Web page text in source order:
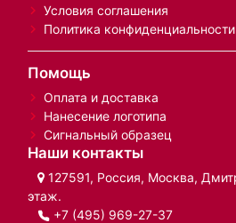
Условия соглашения
Политика конфиденциальности
Помощь
Оплата и доставка
Нанесение логотипа
Сигнальный образец
Наши контакты
127591, Россия, Москва,
этаж.
+7 (495) 969-27-37